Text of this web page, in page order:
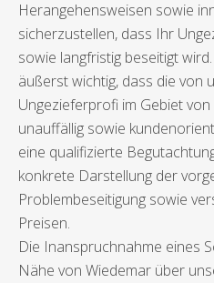
Herangehensweisen sowie
sicherzustellen, dass Ihr
sowie langfristig beseitigt
äußerst wichtig, dass die von
Ungezieferprofi im Gebiet
unauffällig sowie
eine qualifizierte
konkrete Darstellung der
Problembeseitigung sowie
Preisen.
Die Inanspruchnahme eines
Nähe von Wiedemar über